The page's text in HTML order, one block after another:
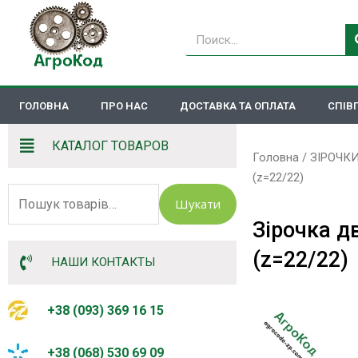
Перейти
вмісту
Пошук
ГОЛОВНА ПРО НАС ДОСТАВКА ТА ОПЛАТА
КАТАЛОГ ТОВАРОВ
Шукати
НАШИ КОНТАКТЫ
+38 (093) 369 16 15
+38 (068) 530 69 09
Головна/
(z=22/22)
Зірочка
(z=22/22)